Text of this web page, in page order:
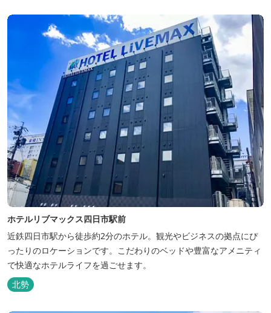
ホテルリブマックス四日市駅前
近鉄四日市駅から徒歩約2分のホテル。観光やビジネスの拠点にぴ
ったりのロケーションです。こだわりのベッドや豊富なアメニティ
で快適なホテルライフを過ごせます。
北勢